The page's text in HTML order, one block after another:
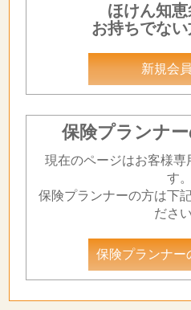
ほけん知
お持ちでな
新規会
保険プランナ
現在のページはお客様
す。
保険プランナーの方は下
ださい
保険プランナー